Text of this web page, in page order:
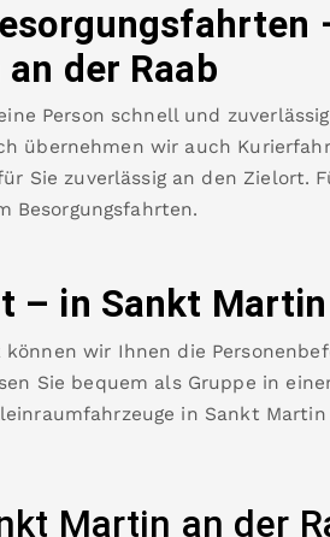
der Raab
Person schnell und
übernehmen wir auch
Sie zuverlässig an den Zielort.
Besorgungsfahrten.
– in Sankt
wir Ihnen die
Sie bequem als Gruppe in
in Sankt Martin
Martin an der